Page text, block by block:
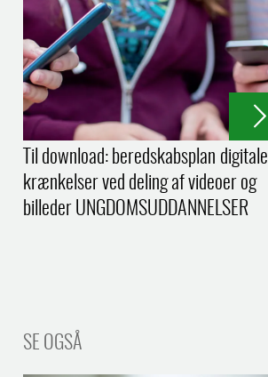
Til download: beredskabsplan digitale
krænkelser ved deling af videoer og
billeder UNGDOMSUDDANNELSER
SE OGSÅ